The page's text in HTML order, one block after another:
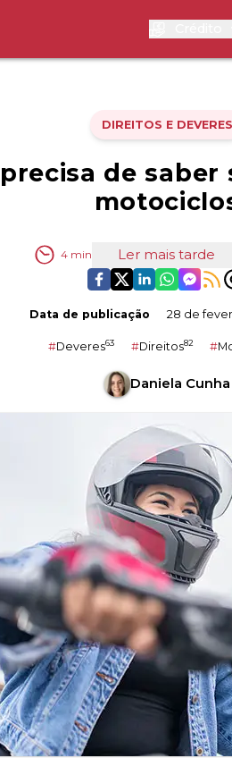
DIREITOS E DEVERES
de saber
4min Ler mais tarde
Data de publicação 28 de
#Deveres63 #Direitos82 #
Daniela Cunha